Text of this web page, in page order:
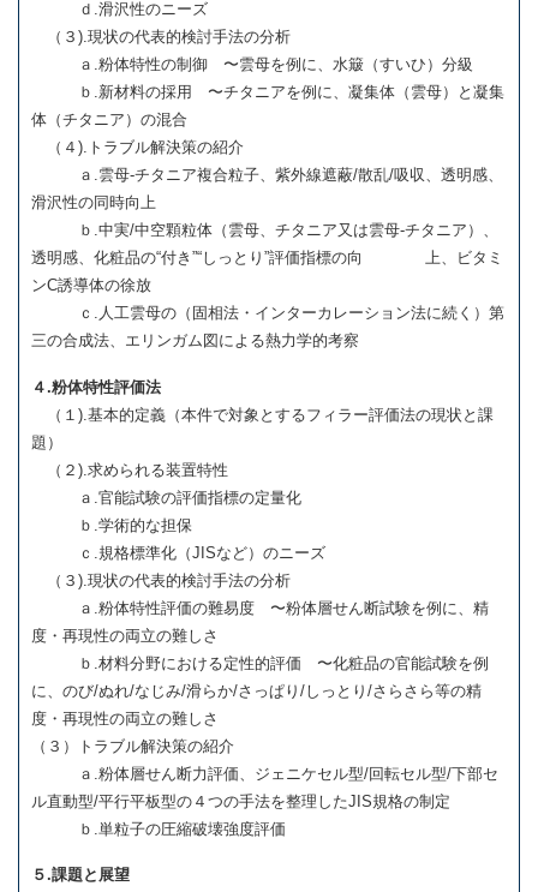
ｄ.滑沢性のニーズ
（３).現状の代表的検討手法の分析
ａ.粉体特性の制御 〜雲母を例に、水簸（すいひ）分級
ｂ.新材料の採用 〜チタニアを例に、凝集体（雲母）と凝集
体（チタニア）の混合
（４).トラブル解決策の紹介
ａ.雲母-チタニア複合粒子、紫外線遮蔽/散乱/吸収、透明感、
滑沢性の同時向上
ｂ.中実/中空顆粒体（雲母、チタニア又は雲母-チタニア）、
透明感、化粧品の“付き”“しっとり”評価指標の向 上、ビタミ
ンC誘導体の徐放
ｃ.人工雲母の（固相法・インターカレーション法に続く）第
三の合成法、エリンガム図による熱力学的考察
４.粉体特性評価法
（１).基本的定義（本件で対象とするフィラー評価法の現状と課
題）
（２).求められる装置特性
ａ.官能試験の評価指標の定量化
ｂ.学術的な担保
ｃ.規格標準化（JISなど）のニーズ
（３).現状の代表的検討手法の分析
ａ.粉体特性評価の難易度 〜粉体層せん断試験を例に、精
度・再現性の両立の難しさ
ｂ.材料分野における定性的評価 〜化粧品の官能試験を例
に、のび/ぬれ/なじみ/滑らか/さっぱり/しっとり/さらさら等の精
度・再現性の両立の難しさ
（３）トラブル解決策の紹介
ａ.粉体層せん断力評価、ジェニケセル型/回転セル型/下部セ
ル直動型/平行平板型の４つの手法を整理したJIS規格の制定
ｂ.単粒子の圧縮破壊強度評価
５.課題と展望